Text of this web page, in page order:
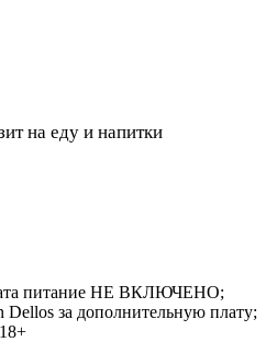
на еду и напитки
питание НЕ ВКЛЮЧЕНО;
Dellos за дополнительную плату;